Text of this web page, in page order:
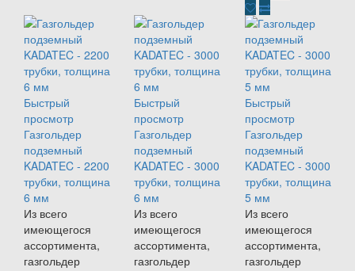
Быстрый
просмотр
Газгольдер
подземный
KADATEC - 2200
трубки, толщина
6 мм
Из всего
имеющегося
ассортимента,
газгольдер
Быстрый
просмотр
Газгольдер
подземный
KADATEC - 3000
трубки, толщина
6 мм
Из всего
имеющегося
ассортимента,
газгольдер
Быстрый
просмотр
Газгольдер
подземный
KADATEC - 3000
трубки, толщина
5 мм
Из всего
имеющегося
ассортимента,
газгольдер